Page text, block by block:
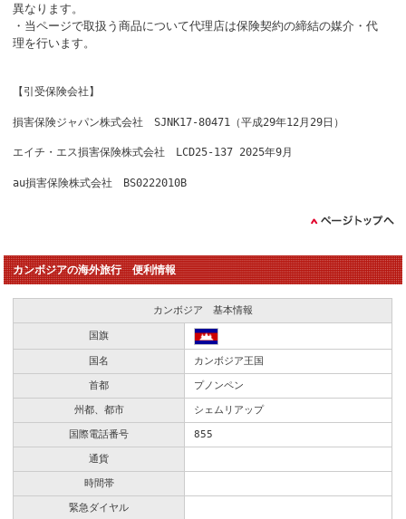
異なります。
・当ページで取扱う商品について代理店は保険契約の締結の媒介・代
理を行います。
【引受保険会社】
損害保険ジャパン株式会社 SJNK17-80471（平成29年12月29日）
エイチ・エス損害保険株式会社 LCD25-137 2025年9月
au損害保険株式会社 BS0222010B
カンボジアの海外旅行 便利情報
カンボジア 基本情報
国旗
国名 カンボジア王国
首都 プノンペン
州都、都市 シェムリアップ
国際電話番号 855
通貨
時間帯
緊急ダイヤル